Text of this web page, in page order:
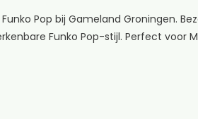
Pop bij Gameland Groningen.
Funko Pop-stijl. Perfect voor